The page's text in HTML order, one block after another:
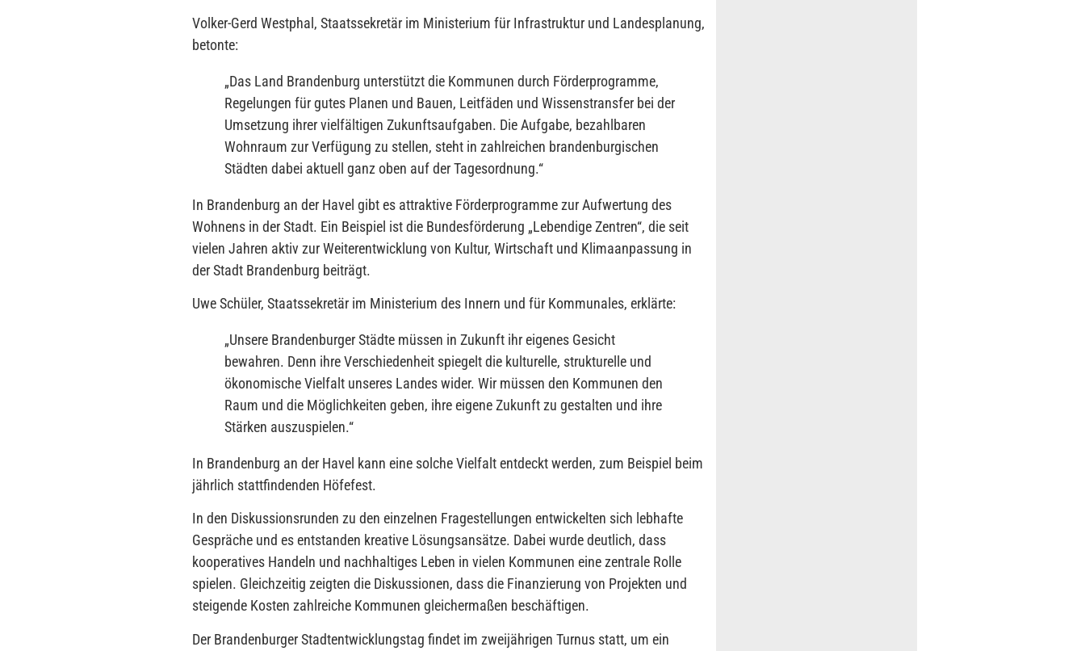
Volker-Gerd Westphal, Staatssekretär im Ministerium für Infrastruktur und Landesplanung,
betonte:
„Das Land Brandenburg unterstützt die Kommunen durch Förderprogramme,
Regelungen für gutes Planen und Bauen, Leitfäden und Wissenstransfer bei der
Umsetzung ihrer vielfältigen Zukunftsaufgaben. Die Aufgabe, bezahlbaren
Wohnraum zur Verfügung zu stellen, steht in zahlreichen brandenburgischen
Städten dabei aktuell ganz oben auf der Tagesordnung.“
In Brandenburg an der Havel gibt es attraktive Förderprogramme zur Aufwertung des
Wohnens in der Stadt. Ein Beispiel ist die Bundesförderung „Lebendige Zentren“, die seit
vielen Jahren aktiv zur Weiterentwicklung von Kultur, Wirtschaft und Klimaanpassung in
der Stadt Brandenburg beiträgt.
Uwe Schüler, Staatssekretär im Ministerium des Innern und für Kommunales, erklärte:
„Unsere Brandenburger Städte müssen in Zukunft ihr eigenes Gesicht
bewahren. Denn ihre Verschiedenheit spiegelt die kulturelle, strukturelle und
ökonomische Vielfalt unseres Landes wider. Wir müssen den Kommunen den
Raum und die Möglichkeiten geben, ihre eigene Zukunft zu gestalten und ihre
Stärken auszuspielen.“
In Brandenburg an der Havel kann eine solche Vielfalt entdeckt werden, zum Beispiel beim
jährlich stattfindenden Höfefest.
In den Diskussionsrunden zu den einzelnen Fragestellungen entwickelten sich lebhafte
Gespräche und es entstanden kreative Lösungsansätze. Dabei wurde deutlich, dass
kooperatives Handeln und nachhaltiges Leben in vielen Kommunen eine zentrale Rolle
spielen. Gleichzeitig zeigten die Diskussionen, dass die Finanzierung von Projekten und
steigende Kosten zahlreiche Kommunen gleichermaßen beschäftigen.
Der Brandenburger Stadtentwicklungstag findet im zweijährigen Turnus statt, um ein